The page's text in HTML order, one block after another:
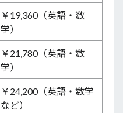
￥19,360（英語・数
学）
￥21,780（英語・数
学）
￥24,200（英語・数学
など）